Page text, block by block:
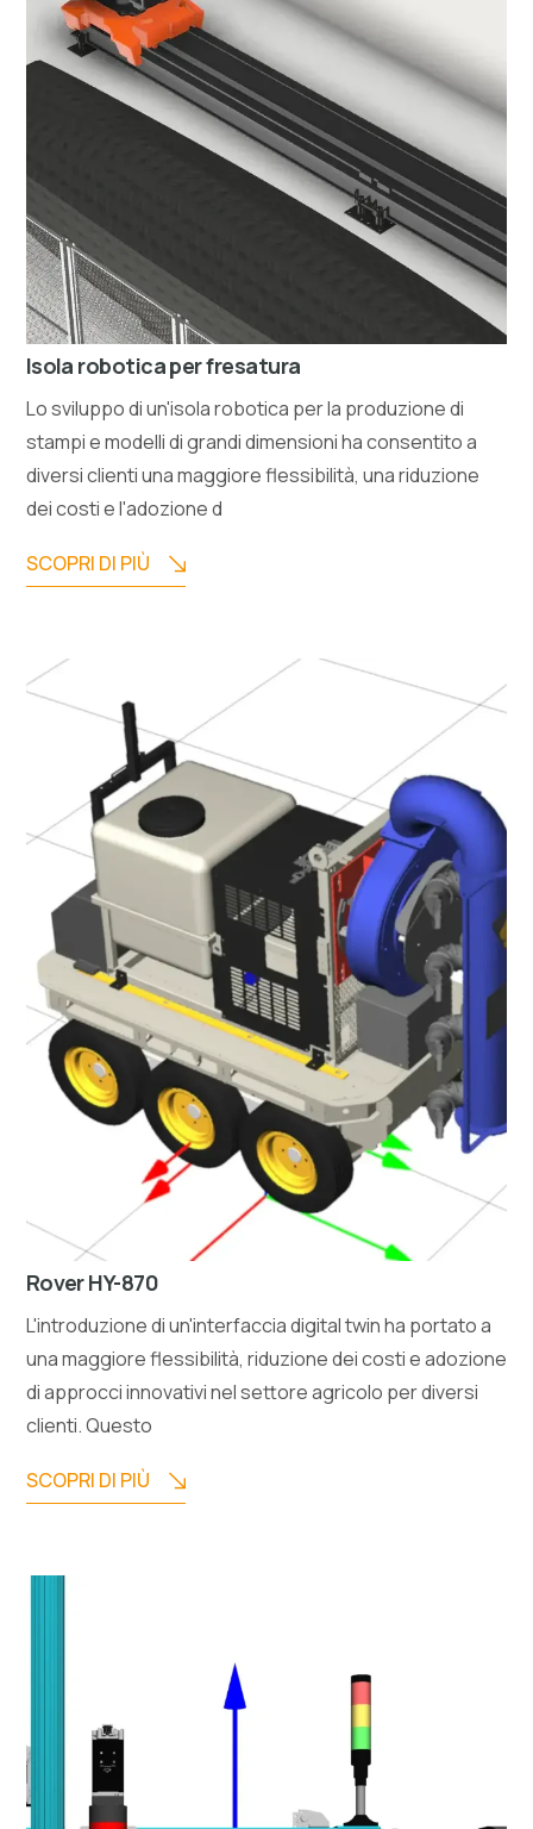
Isola robotica per fresatura
Lo sviluppo di un'isola robotica per la produzione di
stampi e modelli di grandi dimensioni ha consentito a
diversi clienti una maggiore flessibilità, una riduzione
dei costi e l'adozione d
SCOPRI DI PIÙ
Rover HY-870
L'introduzione di un'interfaccia digital twin ha portato a
una maggiore flessibilità, riduzione dei costi e adozione
di approcci innovativi nel settore agricolo per diversi
clienti. Questo
SCOPRI DI PIÙ